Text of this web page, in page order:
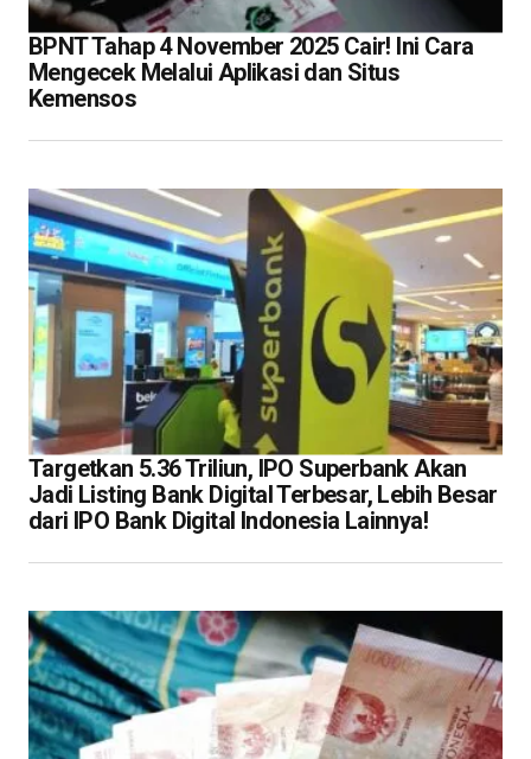
BPNT Tahap 4 November 2025 Cair! Ini Cara
Mengecek Melalui Aplikasi dan Situs
Kemensos
Targetkan 5.36 Triliun, IPO Superbank Akan
Jadi Listing Bank Digital Terbesar, Lebih Besar
dari IPO Bank Digital Indonesia Lainnya!